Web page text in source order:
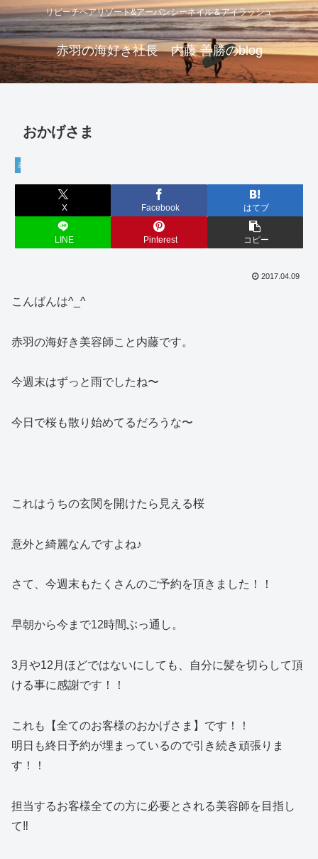
リビーチヘアリゾート&アーバンシーネイル＆アイラッシュ
赤羽の海好き社長 内藤 善勝のblog
おかげさま
赤羽
X Facebook はてブ
LINE Pinterest コピー
2017.04.09
こんばんは^_^
赤羽の海好き美容師こと内藤です。
今週末はずっと雨でしたね〜
今日で桜も散り始めてるだろうな〜
これはうちの玄関を開けたら見える桜
意外と綺麗なんですよね♪
さて、今週末もたくさんのご予約を頂きました！！
早朝から今まで12時間ぶっ通し。
3月や12月ほどではないにしても、自分に髪を切らして頂
ける事に感謝です！！
これも【全てのお客様のおかげさま】です！！
明日も終日予約が埋まっているので引き続き頑張りま
す！！
担当するお客様全ての方に必要とされる美容師を目指し
て‼️